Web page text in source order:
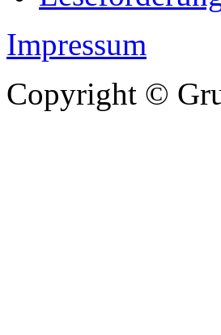
Impressum
Copyright ©